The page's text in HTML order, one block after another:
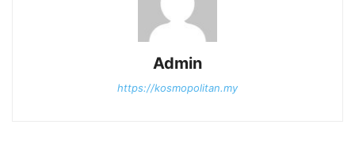
Admin
https://kosmopolitan.my